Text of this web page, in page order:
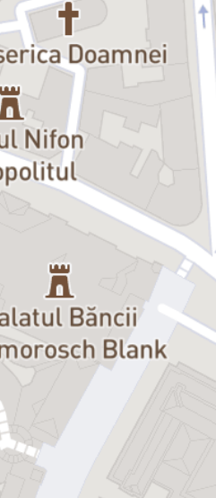
când un om rănit ajunge să
nu mai are limite. Este un
oferă confort, ci conștientizare. Nu
mai important lucru pe care îl
atenți, Caligula nu vine.
16 ani.